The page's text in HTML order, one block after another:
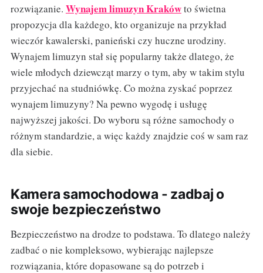
rozwiązanie. Wynajem limuzyn Krakówto świetna
propozycja dla każdego, kto organizuje na przykład
wieczór kawalerski, panieński czy huczne urodziny.
Wynajem limuzyn stał się popularny także dlatego, że
wiele młodych dziewcząt marzy o tym, aby w takim stylu
przyjechać na studniówkę. Co można zyskać poprzez
wynajem limuzyny? Na pewno wygodę i usługę
najwyższej jakości. Do wyboru są różne samochody o
różnym standardzie, a więc każdy znajdzie coś w sam raz
dla siebie.
Kamera samochodowa - zadbaj o
swoje bezpieczeństwo
Bezpieczeństwo na drodze to podstawa. To dlatego należy
zadbać o nie kompleksowo, wybierając najlepsze
rozwiązania, które dopasowane są do potrzeb i